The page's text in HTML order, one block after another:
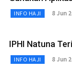
INFO HAJI 8 Jun
IPHI Natuna
INFO HAJI 8 Jun